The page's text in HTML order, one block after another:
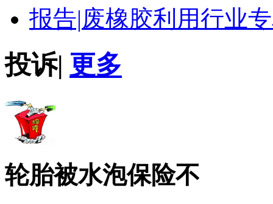
报告|废橡胶利用行业
投诉| 更多
轮胎被水泡保险不